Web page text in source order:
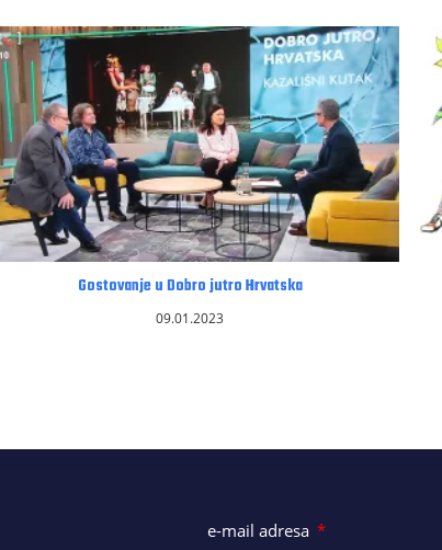
Gostovanje u Dobro jutro Hrvatska
09.01.2023
e-mail adresa